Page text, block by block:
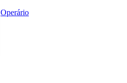
Operário